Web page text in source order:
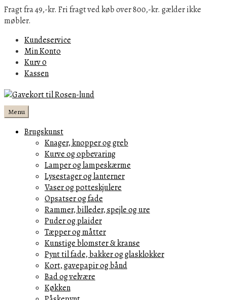
Fragt fra 49,-kr. Fri fragt ved køb over 800,-kr. gælder ikke
møbler.
Kundeservice
Min Konto
Kurv0
Kassen
Menu
Brugskunst
Knager, knopper og greb
Kurve og opbevaring
Lamper og lampeskærme
Lysestager og lanterner
Vaser og potteskjulere
Opsatser og fade
Rammer, billeder, spejle og ure
Puder og plaider
Tæpper og måtter
Kunstige blomster & kranse
Pynt til fade, bakker og glasklokker
Kort, gavepapir og bånd
Bad og velvære
Køkken